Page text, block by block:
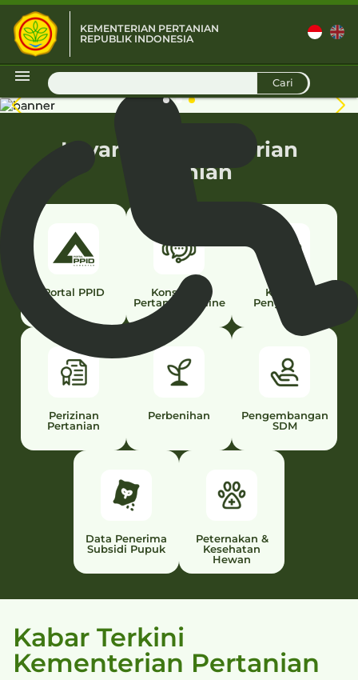
KEMENTERIAN PERTANIAN
REPUBLIK INDONESIA
Cari
D
Layanan Kementerian
Pertanian
Portal PPID
Konsultasi
Pertanian Online
Kontak
Pengaduan
Perizinan
Pertanian
Perbenihan
Pengembangan
SDM
Data Penerima
Subsidi Pupuk
Peternakan &
Kesehatan
Hewan
Kabar Terkini
Kementerian Pertanian